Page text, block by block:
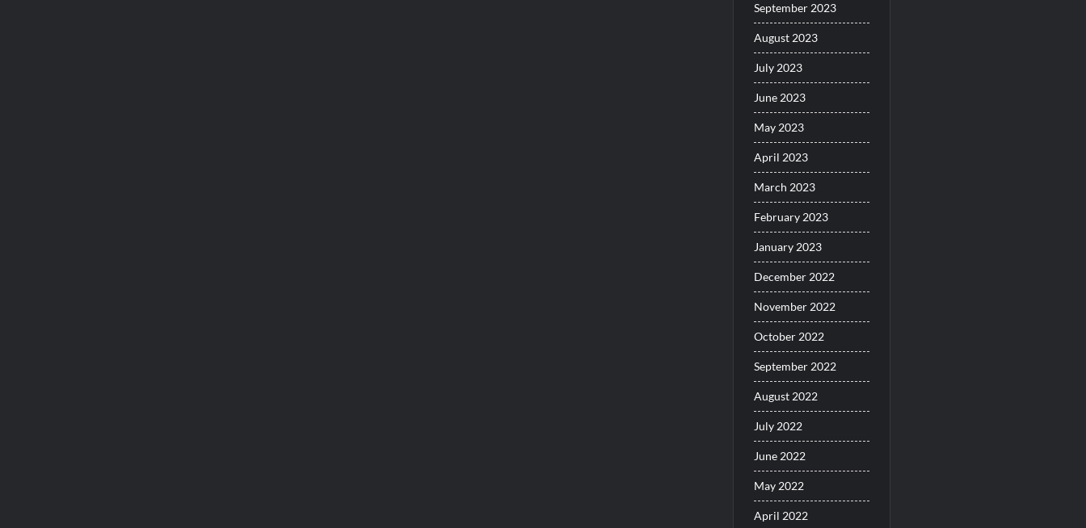
September 2023
August 2023
July 2023
June 2023
May 2023
April 2023
March 2023
February 2023
January 2023
December 2022
November 2022
October 2022
September 2022
August 2022
July 2022
June 2022
May 2022
April 2022